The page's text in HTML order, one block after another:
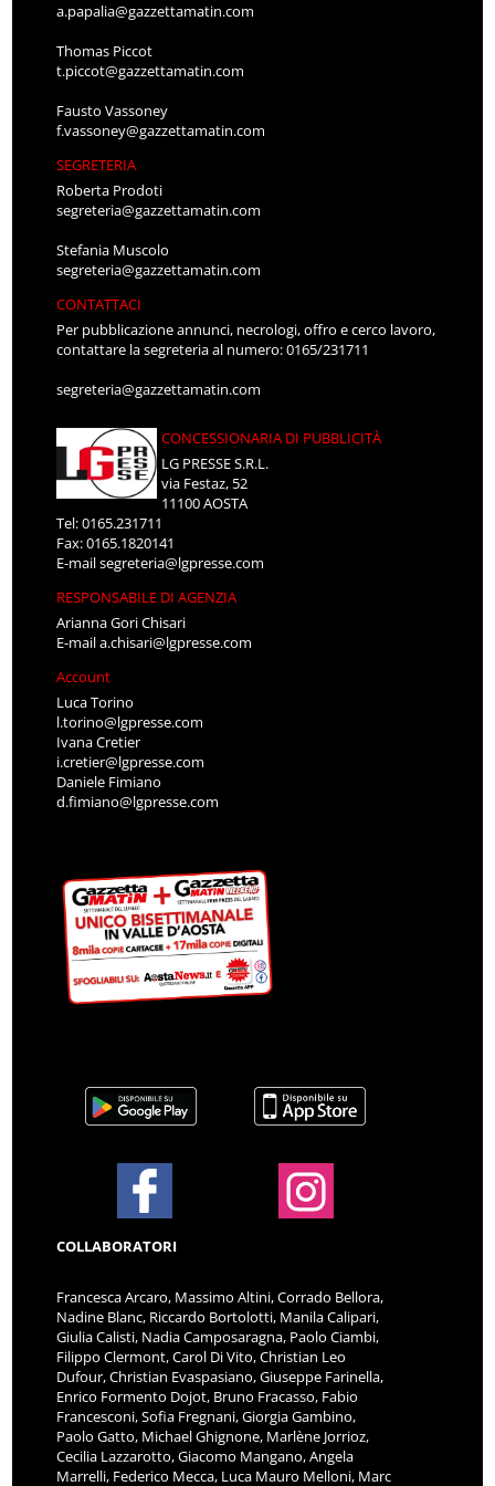
a.papalia@gazzettamatin.com
Thomas Piccot
t.piccot@gazzettamatin.com
Fausto Vassoney
f.vassoney@gazzettamatin.com
SEGRETERIA
Roberta Prodoti
segreteria@gazzettamatin.com
Stefania Muscolo
segreteria@gazzettamatin.com
CONTATTACI
Per pubblicazione annunci, necrologi, offro e cerco lavoro,
contattare la segreteria al numero: 0165/231711
segreteria@gazzettamatin.com
CONCESSIONARIA DI PUBBLICITÀ
LG PRESSE S.R.L.
via Festaz, 52
11100 AOSTA
Tel: 0165.231711
Fax: 0165.1820141
E-mailsegreteria@lgpresse.com
RESPONSABILE DI AGENZIA
Arianna Gori Chisari
E-maila.chisari@lgpresse.com
Account
Luca Torino
l.torino@lgpresse.com
Ivana Cretier
i.cretier@lgpresse.com
Daniele Fimiano
d.fimiano@lgpresse.com
COLLABORATORI
Francesca Arcaro, Massimo Altini, Corrado Bellora,
Nadine Blanc, Riccardo Bortolotti, Manila Calipari,
Giulia Calisti, Nadia Camposaragna, Paolo Ciambi,
Filippo Clermont, Carol Di Vito, Christian Leo
Dufour, Christian Evaspasiano, Giuseppe Farinella,
Enrico Formento Dojot, Bruno Fracasso, Fabio
Francesconi, Sofia Fregnani, Giorgia Gambino,
Paolo Gatto, Michael Ghignone, Marlène Jorrioz,
Cecilia Lazzarotto, Giacomo Mangano, Angela
Marrelli, Federico Mecca, Luca Mauro Melloni, Marc